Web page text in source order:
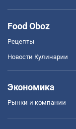
Food Oboz
Рецепты
Новости Кулинарии
Экономика
Рынки и компании